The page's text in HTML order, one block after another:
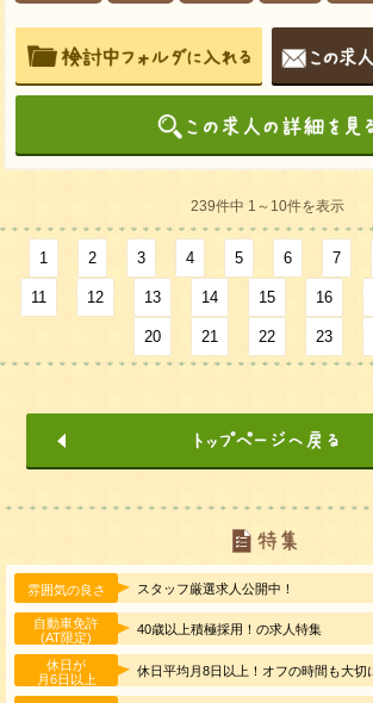
239件中 1～10件を表示
1 2 3 4 5 6 7
11 12 13 14 15 16
20 21 22 23
雰囲気の良さ スタッフ厳選求人公開中！
自動車免許
(AT限定)
40歳以上積極採用！の求人特集
休日が
月6日以上
休日平均月8日以上！オフの時間も大切